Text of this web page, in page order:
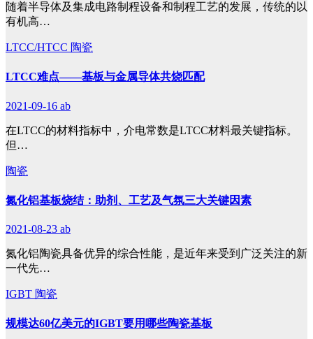
随着半导体及集成电路制程设备和制程工艺的发展，传统的以
有机高…
LTCC/HTCC 陶瓷
LTCC难点——基板与金属导体共烧匹配
2021-09-16 ab
在LTCC的材料指标中，介电常数是LTCC材料最关键指标。
但…
陶瓷
氮化铝基板烧结：助剂、工艺及气氛三大关键因素
2021-08-23 ab
氮化铝陶瓷具备优异的综合性能，是近年来受到广泛关注的新
一代先…
IGBT 陶瓷
​规模达60亿美元的IGBT要用哪些陶瓷基板